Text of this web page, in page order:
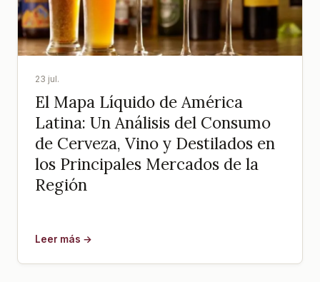
23 jul.
El Mapa Líquido de América
Latina: Un Análisis del Consumo
de Cerveza, Vino y Destilados en
los Principales Mercados de la
Región
Leer más →